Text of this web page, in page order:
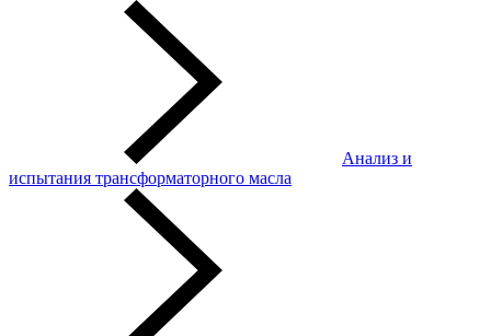
Анализ и
испытания трансформаторного масла